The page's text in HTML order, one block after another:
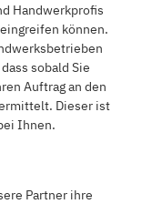
Handwerkprofis
können.
sobald Sie
Auftrag an den
Dieser ist
Ihnen.
Partner ihre